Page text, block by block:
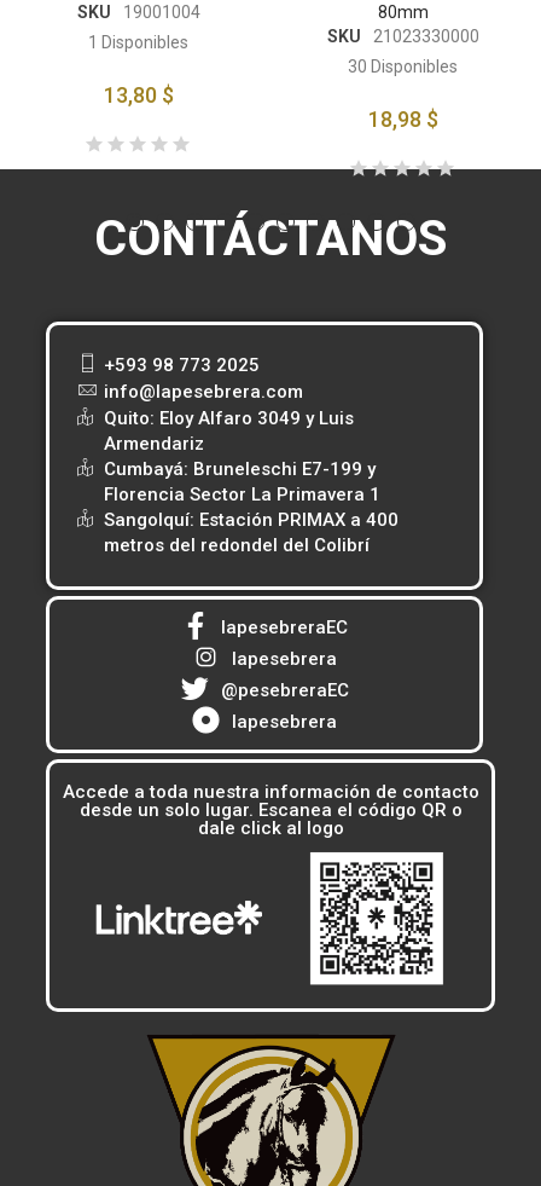
SKU
19001004
1 Disponibles
13,80 $
80mm
SKU
21023330000
30 Disponibles
18,98 $
CONTÁCTANOS
+593 98 773 2025
info@lapesebrera.com
Quito: Eloy Alfaro 3049 y Luis
Armendariz
Cumbayá: Bruneleschi E7-199 y
Florencia Sector La Primavera 1
Sangolquí: Estación PRIMAX a 400
metros del redondel del Colibrí
lapesebreraEC
lapesebrera
@pesebreraEC
lapesebrera
Accede a toda nuestra información de contacto
desde un solo lugar. Escanea el código QR o
dale click al logo